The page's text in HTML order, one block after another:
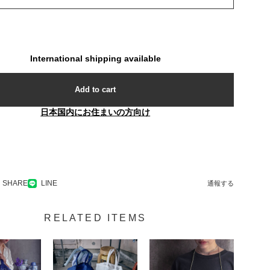
International shipping available
Add to cart
日本国内にお住まいの方向け
SHARE LINE 通報する
RELATED ITEMS